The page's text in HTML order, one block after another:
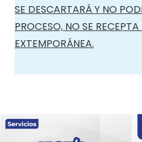
SE DESCARTARÁ Y NO
PROCESO, NO SE
EXTEMPORÁNEA.